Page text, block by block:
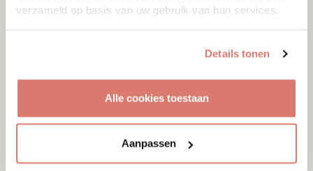
verzameld op basis van uw gebruik van hun services.
Details tonen
Alle cookies toestaan
Aanpassen